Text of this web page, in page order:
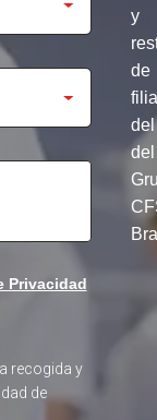
y
de
del
del
Privacidad
recogida y
de